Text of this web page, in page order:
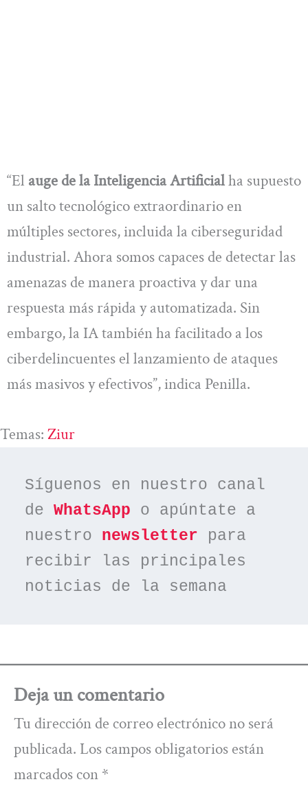
“El auge de la Inteligencia Artificialha supuesto
un salto tecnológico extraordinario en
múltiples sectores, incluida la ciberseguridad
industrial. Ahora somos capaces de detectar las
amenazas de manera proactiva y dar una
respuesta más rápida y automatizada. Sin
embargo, la IA también ha facilitado a los
ciberdelincuentes el lanzamiento de ataques
más masivos y efectivos”, indica Penilla.
Temas: Ziur
Síguenos en nuestro canal
de WhatsApp o apúntate a
nuestro newsletter para
recibir las principales
noticias de la semana
Deja un comentario
Tu dirección de correo electrónico no será
publicada. Los campos obligatorios están
marcados con *